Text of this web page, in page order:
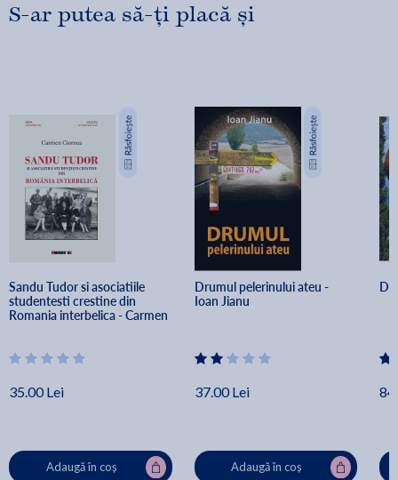
S-ar putea să-ți placă și
Sandu Tudor si asociatiile
studentesti crestine din
Romania interbelica - Carmen
35.00 Lei
Adaugă în coș
Drumul pelerinului ateu -
Ioan Jianu
37.00 Lei
Adaugă în coș